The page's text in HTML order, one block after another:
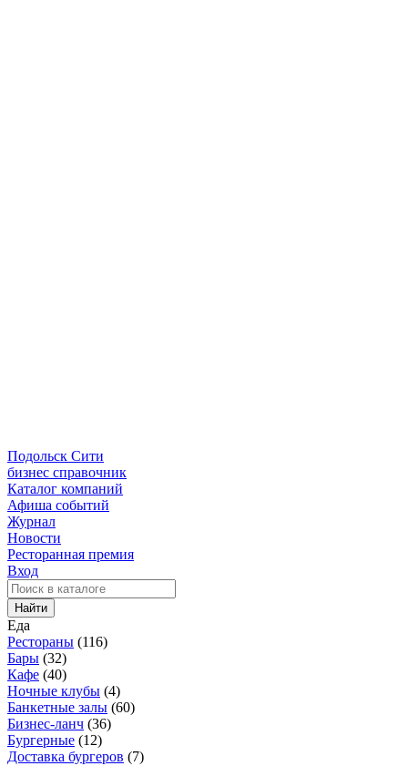
Подольск Сити
бизнес справочник
Каталог компаний
Афиша событий
Журнал
Новости
Ресторанная премия
Вход
Найти
Еда
Рестораны (116)
Бары (32)
Кафе (40)
Ночные клубы (4)
Банкетные залы (60)
Бизнес-ланч (36)
Бургерные (12)
Доставка бургеров (7)